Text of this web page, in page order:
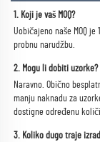
1. Koji je vaš MOQ?
Uobičajeno naše MOQ
probnu narudžbu.
2. Mogu li dobiti uzorke?
Naravno. Obično
manju naknadu za
dostigne određenu
3. Koliko dugo traje